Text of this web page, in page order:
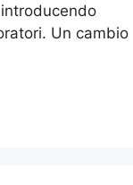
Un cambio